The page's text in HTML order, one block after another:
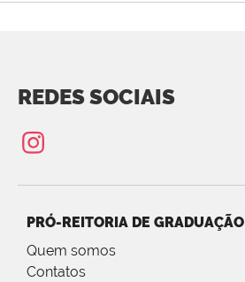
REDES SOCIAIS
PRÓ-REITORIA DE GRADUAÇÃO
Quem somos
Contatos